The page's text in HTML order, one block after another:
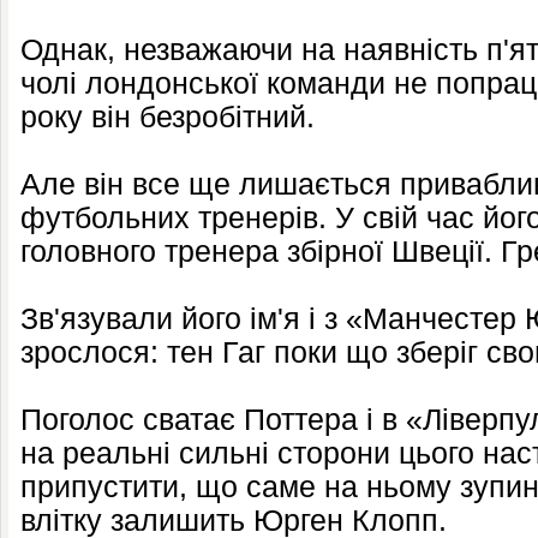
Однак, незважаючи на наявність
чолі лондонської команди не
року він безробітний.
Але він все ще лишається
футбольних тренерів. У свій час
головного тренера збірної Швеції.
Зв'язували його ім'я і з
зрослося: тен Гаг поки що зберіг
Поголос сватає Поттера і в
на реальні сильні сторони цього
припустити, що саме на ньому
влітку залишить Юрген Клопп.